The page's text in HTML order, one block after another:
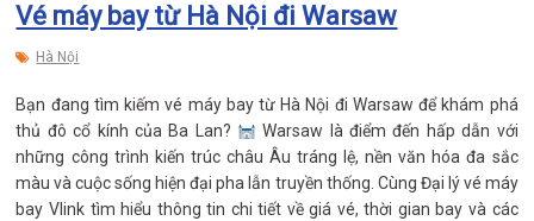
Vé máy bay từ Hà Nội đi Warsaw
Hà Nội
Bạn đang tìm kiếm vé máy bay từ Hà Nội đi Warsaw để khám phá
thủ đô cổ kính của Ba Lan?
Warsaw là điểm đến hấp dẫn với
những công trình kiến trúc châu Âu tráng lệ, nền văn hóa đa sắc
màu và cuộc sống hiện đại pha lẫn truyền thống. Cùng Đại lý vé máy
bay Vlink tìm hiểu thông tin chi tiết về giá vé, thời gian bay và các